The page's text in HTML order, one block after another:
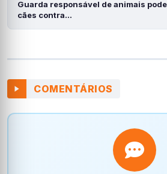
Guarda responsável de animais
cães contra…
COMENTÁRIOS